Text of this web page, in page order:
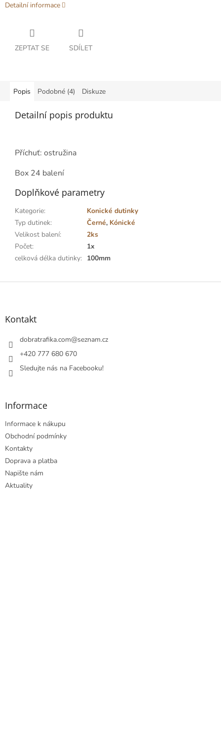
Detailní informace
ZEPTAT SE SDÍLET
Popis Podobné (4) Diskuze
Detailní popis produktu
Příchuť: ostružina
Box 24 balení
Doplňkové parametry
Kategorie:
Konické dutinky
Typ dutinek: Černé, Kónické
Velikost balení:
2ks
Počet:
1x
celková délka dutinky: 100mm
Z
Kontakt
dobratrafika.com@seznam.cz
+420 777 680 670
Sledujte nás na Facebooku!
Informace
Informace k nákupu
Obchodní podmínky
Kontakty
Doprava a platba
Napište nám
Aktuality